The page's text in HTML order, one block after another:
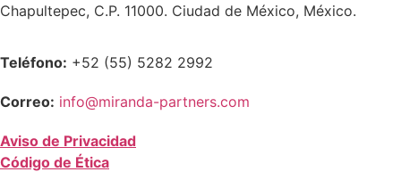
Chapultepec, C.P. 11000. Ciudad de México, México.
Teléfono: +52 (55) 5282 2992
Correo: info@miranda-partners.com
Aviso de Privacidad
Código de Ética